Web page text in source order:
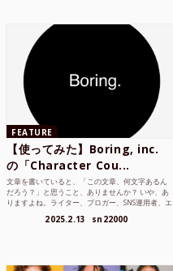
FEATURE
【使ってみた】Boring, inc.
の「Character Cou...
文章を書いていると、「この文章、何文字あるん
だろう？」と思うこと、ありませんか？ いや、あ
りますよね。ライター、ブロガー、SNS運用者、エ
2025.2.13 sn22000